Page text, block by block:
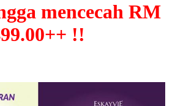
mencecah RM
!!